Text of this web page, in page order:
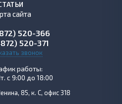
сайта
520-366
520-371
звонок
работы:
с 9:00 до 18:00
85, к. С, офис 318